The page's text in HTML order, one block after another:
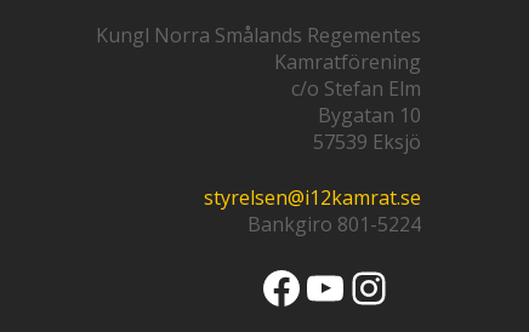
Kungl Norra Smålands Regementes
Kamratförening
c/o Stefan Elm
Bygatan 10
57539 Eksjö
styrelsen@i12kamrat.se
Bankgiro 801-5224
Facebook
YouTube